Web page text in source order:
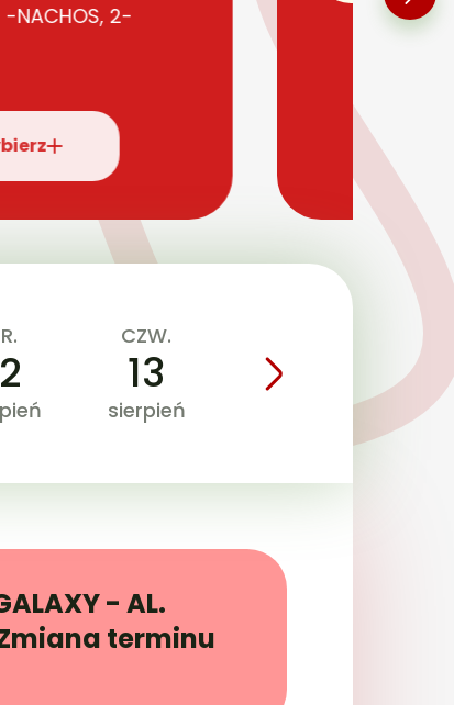
-NACHOS, 2-
CZW.
13
sierpień
14 15
- AL.
terminu